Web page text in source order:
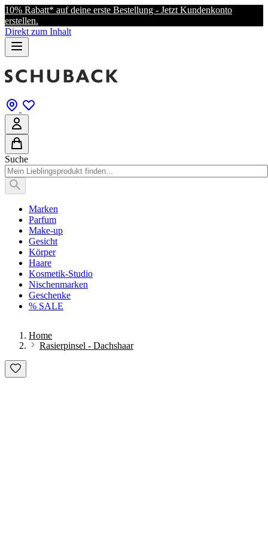
10% Rabatt* auf deine erste Bestellung - Jetzt Kundenkonto
erstellen.
Direkt zum Inhalt
Suche
Marken
Parfum
Make-up
Gesicht
Körper
Haare
Kosmetik-Studio
Nischenmarken
Geschenke
% SALE
Home
Rasierpinsel - Dachshaar